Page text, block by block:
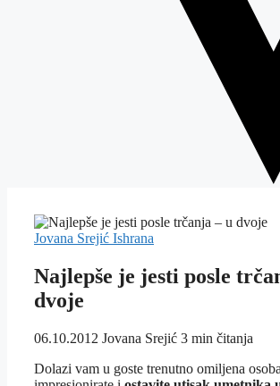
Jovana Srejić Ishrana
Najlepše je jesti posle
dvoje
06.10.2012 Jovana Srejić 3 min čitanja
Dolazi vam u goste trenutno omiljena